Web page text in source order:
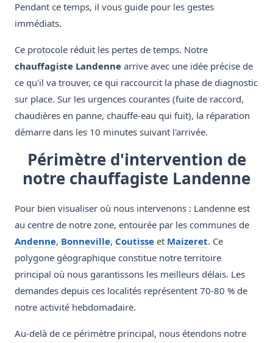
Pendant ce temps, il vous guide pour les gestes
immédiats.
Ce protocole réduit les pertes de temps. Notre
chauffagiste Landenne arrive avec une idée précise de
ce qu'il va trouver, ce qui raccourcit la phase de diagnostic
sur place. Sur les urgences courantes (fuite de raccord,
chaudières en panne, chauffe-eau qui fuit), la réparation
démarre dans les 10 minutes suivant l'arrivée.
Périmètre d'intervention de
notre chauffagiste Landenne
Pour bien visualiser où nous intervenons : Landenne est
au centre de notre zone, entourée par les communes de
Andenne, Bonneville, Coutisse et Maizeret. Ce
polygone géographique constitue notre territoire
principal où nous garantissons les meilleurs délais. Les
demandes depuis ces localités représentent 70-80 % de
notre activité hebdomadaire.
Au-delà de ce périmètre principal, nous étendons notre